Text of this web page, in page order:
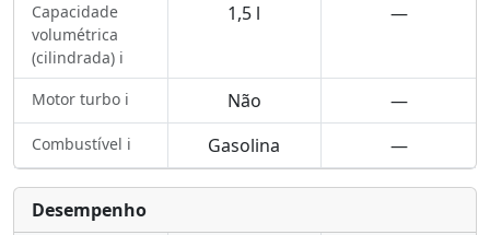
Capacidade
volumétrica
(cilindrada) ℹ️
1,5 l —
Motor turbo ℹ️ Não —
Combustível ℹ️ Gasolina —
Desempenho